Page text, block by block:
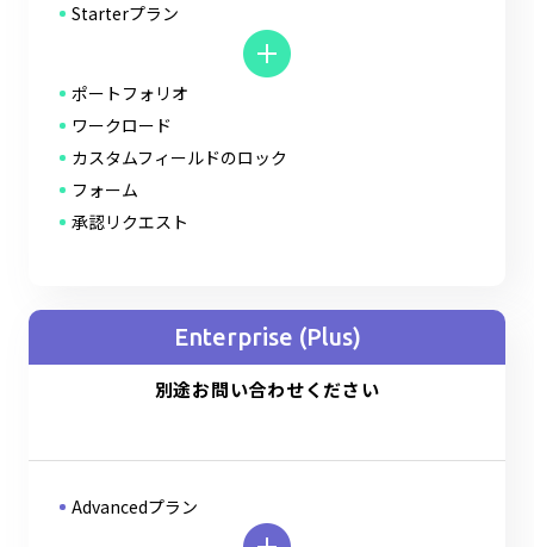
Starterプラン
ポートフォリオ
ワークロード
カスタムフィールドのロック
フォーム
承認リクエスト
Enterprise (Plus)
別途お問い合わせください
Advancedプラン